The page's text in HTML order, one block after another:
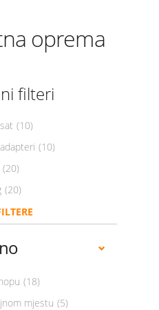
oprema
filteri
(10)
(10)
(20)
(20)
(18)
mjestu (5)